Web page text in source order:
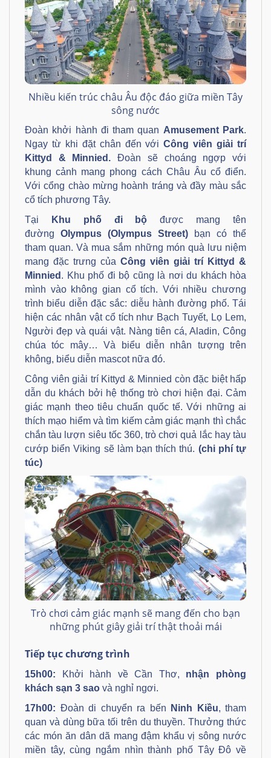
Nhiều kiến trúc châu Âu độc đáo giữa miền Tây
sông nước
Đoàn khởi hành đi tham quan Amusement Park.
Ngay từ khi đặt chân đến vớiCông viên giải trí
Kittyd & Minnied. Đoàn sẽ choáng ngợp với
khung cảnh mang phong cách Châu Âu cổ điển.
Với cổng chào mừng hoành tráng và đầy màu sắc
cổ tích phương Tây.
Tại
Khu phố đi bộ được mang tên
đường Olympus (Olympus Street) bạn có thể
tham quan. Và mua sắm những món quà lưu niệm
mang đặc trưng của Công viên giải trí Kittyd &
Minnied . Khu phố đi bộ cũng là nơi du khách hòa
mình vào không gian cổ tích. Với nhiều chương
trình biểu diễn đặc sắc: diễu hành đường phố. Tái
hiện các nhân vật cổ tích như Bạch Tuyết, Lọ Lem,
Người đẹp và quái vật. Nàng tiên cá, Aladin, Công
chúa tóc mây… Và biểu diễn nhân tượng trên
không, biểu diễn mascot nữa đó.
Công viên giải trí Kittyd & Minnied còn đặc biệt hấp
dẫn du khách bởi hệ thống trò chơi hiện đại. Cảm
giác mạnh theo tiêu chuẩn quốc tế. Với những ai
thích mạo hiểm và tìm kiếm cảm giác mạnh thì chắc
chắn tàu lượn siêu tốc 360, trò chơi quả lắc hay tàu
cướp biển Viking sẽ làm bạn thích thú. (chi phí tự
túc)
Trò chơi cảm giác mạnh sẽ mang đến cho bạn
những phút giây giải trí thật thoải mái
Tiếp tục chương trình
15h00: Khởi hành về Cần Thơ, nhận phòng
khách sạn 3 sao và nghỉ ngơi.
17h00: Đoàn di chuyển ra bến Ninh Kiều, tham
quan và dùng bữa tối trên du thuyền. Thưởng thức
các món ăn dân dã mang đậm khẩu vị sông nước
miền tây, cùng ngắm nhìn thành phố Tây Đô về